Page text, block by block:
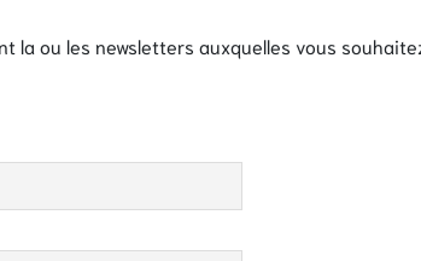
la ou les newsletters auxquelles vous